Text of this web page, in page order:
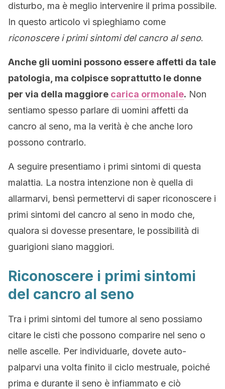
disturbo, ma è meglio intervenire il prima possibile.
In questo articolo vi spieghiamo come
riconoscere i primi sintomi del cancro al seno.
Anche gli uomini possono essere affetti da tale
patologia, ma colpisce soprattutto le donne
per via della maggiore carica ormonale. Non
sentiamo spesso parlare di uomini affetti da
cancro al seno, ma la verità è che anche loro
possono contrarlo.
A seguire presentiamo i primi sintomi di questa
malattia. La nostra intenzione non è quella di
allarmarvi, bensì permettervi di saper riconoscere i
primi sintomi del cancro al seno in modo che,
qualora si dovesse presentare, le possibilità di
guarigioni siano maggiori.
Riconoscere i primi sintomi
del cancro al seno
Tra i primi sintomi del tumore al seno possiamo
citare le cisti che possono comparire nel seno o
nelle ascelle. Per individuarle, dovete auto-
palparvi una volta finito il ciclo mestruale, poiché
prima e durante il seno è infiammato e ciò